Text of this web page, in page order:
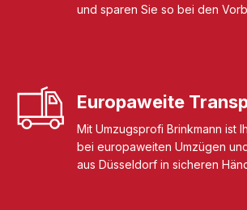
und sparen Sie so bei den
Europaweite
Mit Umzugsprofi Brinkmann ist
bei europaweiten Umzügen
aus Düsseldorf in sicheren